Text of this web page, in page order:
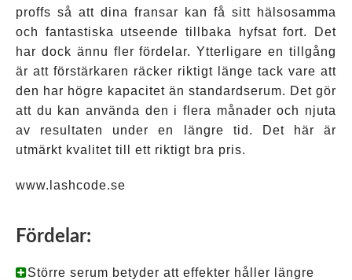
proffs så att dina fransar kan få sitt hälsosamma
och fantastiska utseende tillbaka hyfsat fort. Det
har dock ännu fler fördelar. Ytterligare en tillgång
är att förstärkaren räcker riktigt länge tack vare att
den har högre kapacitet än standardserum. Det gör
att du kan använda den i flera månader och njuta
av resultaten under en längre tid. Det här är
utmärkt kvalitet till ett riktigt bra pris.
www.lashcode.se
Fördelar:
Större serum betyder att effekter håller längre